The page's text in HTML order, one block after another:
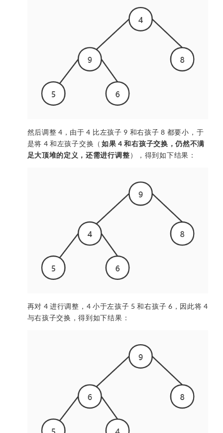
然后调整 4，由于 4 比左孩子 9 和右孩子 8 都要小，于
是将 4 和左孩子交换（ 如果 4 和右孩子交换，仍然不满
足大顶堆的定义，还需进行调整），得到如下结果：
再对 4 进行调整，4 小于左孩子 5 和右孩子 6，因此将 4
与右孩子交换，得到如下结果：